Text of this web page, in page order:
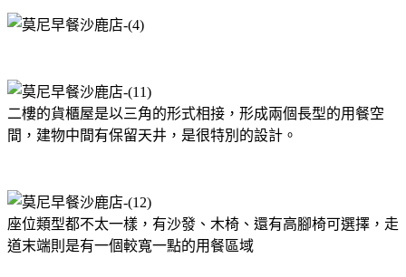
二樓的貨櫃屋是以三角的形式相接，形成兩個長型的用餐空
間，建物中間有保留天井，是很特別的設計。
座位類型都不太一樣，有沙發、木椅、還有高腳椅可選擇，走
道末端則是有一個較寬一點的用餐區域